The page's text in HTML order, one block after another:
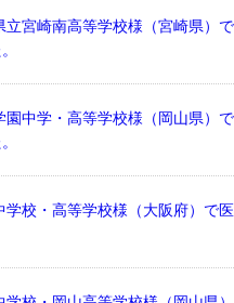
立宮崎南高等学校様（宮崎県）
園中学・高等学校様（岡山県）
学校・高等学校様（大阪府）で